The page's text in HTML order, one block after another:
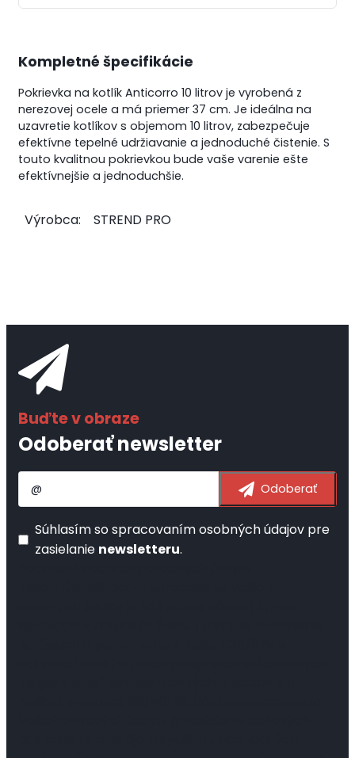
Kompletné špecifikácie
Pokrievka na kotlík Anticorro 10 litrov je vyrobená z
nerezovej ocele a má priemer 37 cm.Je ideálna na
uzavretie kotlíkov s objemom 10 litrov, zabezpečuje
efektívne tepelné udržiavanie a jednoduché čistenie.S
touto kvalitnou pokrievkou bude vaše varenie ešte
efektívnejšie a jednoduchšie.
Výrobca: STREND PRO
Odoberať newsletter
Súhlasím sospracovaním osobných údajov pre
zasielanie newsletteru.